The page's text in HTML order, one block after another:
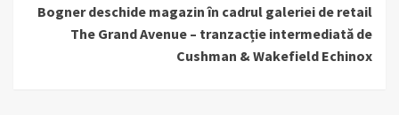
Bogner deschide magazin în cadrul galeriei de retail
The Grand Avenue – tranzacție intermediată de
Cushman & Wakefield Echinox